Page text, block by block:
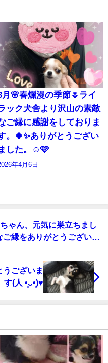
月🌸春爛漫の季節🌷ライ
ック犬舎より沢山の素敵
ご縁に感謝をしておりま
。🍀✨ありがとうござい
した。☺️🩷
年4月6日
ゃん、元気に巣立ちまし
縁をありがとうございま
うございま
す(人 •͈ᴗ•͈)♥